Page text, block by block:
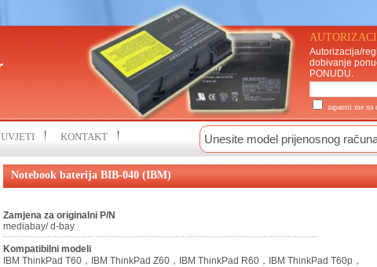
Autorizacija/
dobivanje
PONUDU.
zapamti me
UVJETI KONTAKT
Notebook baterija BIB-040 (IBM)
Zamjena za originalni P/N
mediabay/ d-bay
Kompatibilni modeli
IBM ThinkPad T60，IBM ThinkPad Z60，IBM ThinkPad R60，IBM ThinkPad T60p，